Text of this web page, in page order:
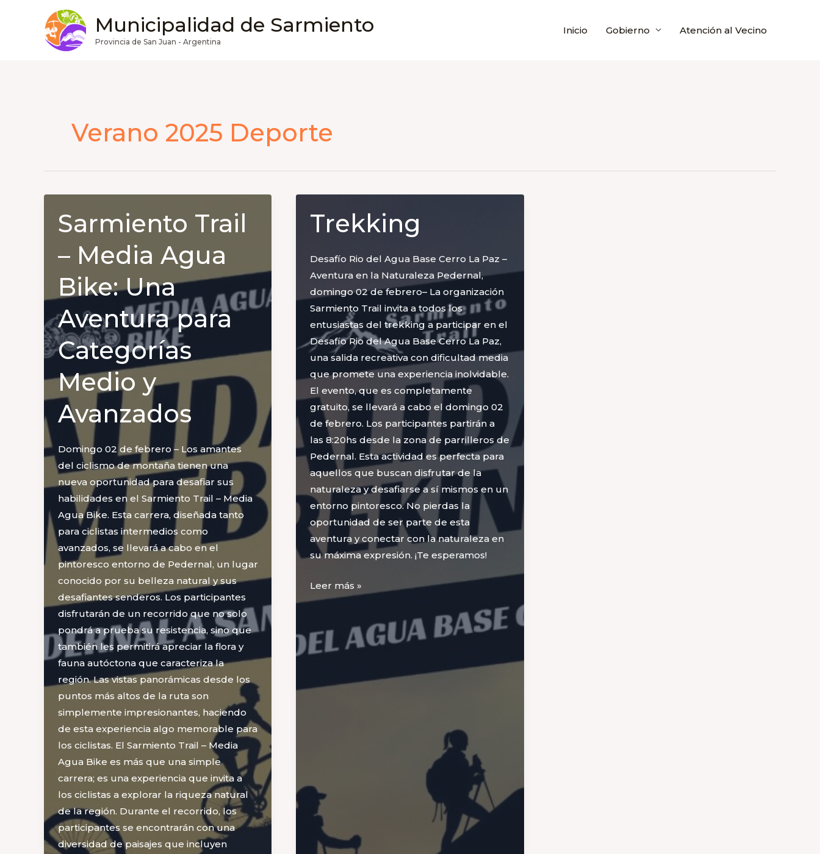
contenido
Municipalidad de Sarmiento
Provincia de San Juan - Argentina
Inicio Gobierno Atención al Vecino
Verano 2025 Deporte
Sarmiento Trail
– Media Agua
Bike: Una
Aventura para
Categorías
Medio y
Avanzados
Domingo 02 de febrero – Los amantes
del ciclismo de montaña tienen una
nueva oportunidad para desafiar sus
habilidades en el Sarmiento Trail – Media
Agua Bike. Esta carrera, diseñada tanto
para ciclistas intermedios como
avanzados, se llevará a cabo en el
pintoresco entorno de Pedernal, un lugar
conocido por su belleza natural y sus
desafiantes senderos. Los participantes
disfrutarán de un recorrido que no solo
pondrá a prueba su resistencia, sino que
también les permitirá apreciar la flora y
fauna autóctona que caracteriza la
región. Las vistas panorámicas desde los
puntos más altos de la ruta son
simplemente impresionantes, haciendo
de esta experiencia algo memorable para
los ciclistas. El Sarmiento Trail – Media
Agua Bike es más que una simple
carrera; es una experiencia que invita a
los ciclistas a explorar la riqueza natural
de la región. Durante el recorrido, los
participantes se encontrarán con una
diversidad de paisajes que incluyen
Trekking
Desafío Rio del Agua Base Cerro La Paz –
Aventura en la Naturaleza Pedernal,
domingo 02 de febrero– La organización
Sarmiento Trail invita a todos los
entusiastas del trekking a participar en el
Desafío Rio del Agua Base Cerro La Paz,
una salida recreativa con dificultad media
que promete una experiencia inolvidable.
El evento, que es completamente
gratuito, se llevará a cabo el domingo 02
de febrero. Los participantes partirán a
las 8:20hs desde la zona de parrilleros de
Pedernal. Esta actividad es perfecta para
aquellos que buscan disfrutar de la
naturaleza y desafiarse a sí mismos en un
entorno pintoresco. No pierdas la
oportunidad de ser parte de esta
aventura y conectar con la naturaleza en
su máxima expresión. ¡Te esperamos!
Trekking
Leer más »